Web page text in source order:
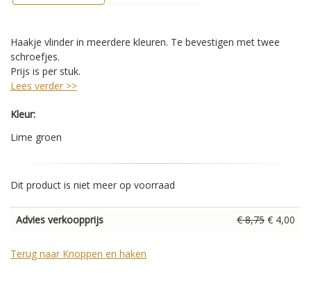
Haakje vlinder in meerdere kleuren. Te bevestigen met twee
schroefjes.
Prijs is per stuk.
Lees verder >>
Kleur:
Lime groen
Dit product is niet meer op voorraad
Advies verkoopprijs € 8,75 € 4,00
Terug naar Knoppen en haken